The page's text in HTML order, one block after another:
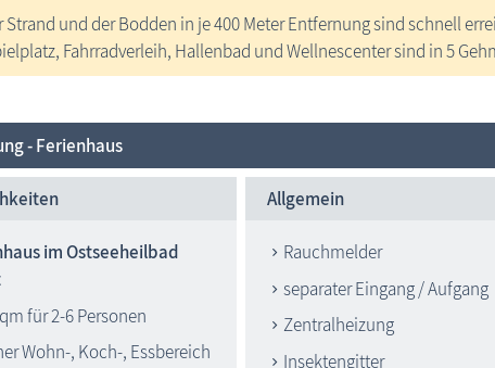
Strand und der Bodden in je 400 Meter Entfernung sind schnell
Fahrradverleih, Hallenbad und Wellnescenter sind in 5
- Ferienhaus
im Ostseeheilbad
für 2-6 Personen
Wohn-, Koch-, Essbereich
Allgemein
Rauchmelder
separater Eingang / Aufgang
Zentralheizung
Insektengitter